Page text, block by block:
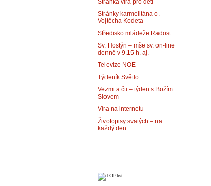
Stránka víra pro děti
Stránky karmelitána o.
Vojtěcha Kodeta
Středisko mládeže Radost
Sv. Hostýn – mše sv. on-line
denně v 9.15 h. aj.
Televize NOE
Týdeník Světlo
Vezmi a čti – týden s Božím
Slovem
Víra na internetu
Životopisy svatých – na
každý den